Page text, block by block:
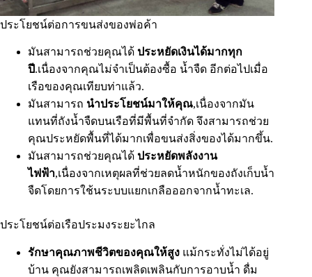
ประโยชน์ต่อการขนส่งของพ่อค้า
มันสามารถช่วยคุณได้ ประหยัดเงินได้มากทุก
ปี.เนื่องจากคุณไม่จำเป็นต้องซื้อ น้ำจืด อีกต่อไปเมื่อ
เรือของคุณเทียบท่าแล้ว.
มันสามารถ นำประโยชน์มาให้คุณ,เนื่องจากมัน
แทนที่ถังน้ำจืดบนเรือที่มีพื้นที่จำกัด จึงสามารถช่วย
คุณประหยัดพื้นที่ได้มากเพื่อขนส่งสิ่งของได้มากขึ้น.
มันสามารถช่วยคุณได้ ประหยัดพลังงาน
ไฟฟ้า,เนื่องจากเหตุผลที่ช่วยลดน้ำหนักของถังเก็บน้ำ
จืดโดยการใช้นระบบแยกเกลือออกจากน้ำทะเล.
ประโยชน์ต่อเรือประมงระยะไกล
รักษาคุณภาพชีวิตของคุณให้สูง แม้กระทั่งไม่ได้อยู่
บ้าน คุณยังสามารถเพลิดเพลินกับการอาบน้ำ ดื่ม